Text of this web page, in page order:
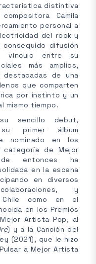
distintiva
Camila
personal a
del rock y
difusión
vínculo entre su
más amplios,
de una
que comparten
por instinto y un
mismo tiempo.
sencillo debut,
primer álbum
en los
categoría de Mejor
entonces ha
en la escena
en diversos
y
como en el
en los Premios
Artista Pop, al
) y a la Canción del
(2021), que le hizo
a Mejor Artista